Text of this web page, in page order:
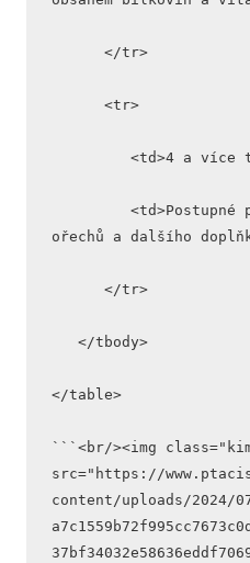
      </tr>
      <tr>
<td>4 a
ořechů a dalšího
      </tr>
   </tbody>
</table>
```<br/><img
src="https://
content/uploads/2024/